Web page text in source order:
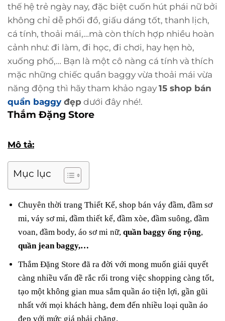
thế hệ trẻ ngày nay, đặc biệt cuốn hút phái nữ bởi
không chỉ dễ phối đồ, giấu dáng tốt, thanh lịch,
cá tính, thoải mái,…mà còn thích hợp nhiều hoàn
cảnh như: đi làm, đi học, đi chơi, hay hẹn hò,
xuống phố,… Bạn là một cô nàng cá tính và thích
mặc những chiếc quần baggy vừa thoải mái vừa
năng động thì hãy tham khảo ngay15 shop bán
quần baggy đẹpdưới đây nhé!.
Thắm Đặng Store
Mô tả:
Mục lục
Chuyên thời trang Thiết Kế, shop bán váy đầm, đầm sơ
mi, váy sơ mi, đầm thiết kế, đầm xòe, đầm suông, đầm
voan, đầm body, áo sơ mi nữ, quần baggy ống rộng,
quần jean baggy,…
Thắm Đặng Store đã ra đời với mong muốn giải quyết
càng nhiều vấn đề rắc rối trong việc shopping càng tốt,
tạo một không gian mua sắm quần áo tiện lợi, gần gũi
nhất với mọi khách hàng, đem đến nhiều loại quần áo
đẹp với mức giá phải chăng.